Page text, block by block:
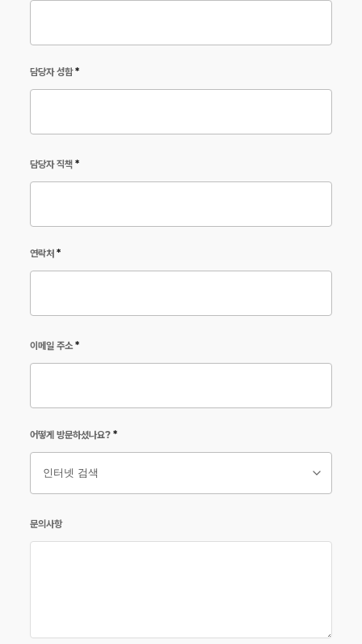
담당자 성함*
담당자 직책*
연락처*
이메일 주소*
어떻게 방문하셨나요?*
문의사항